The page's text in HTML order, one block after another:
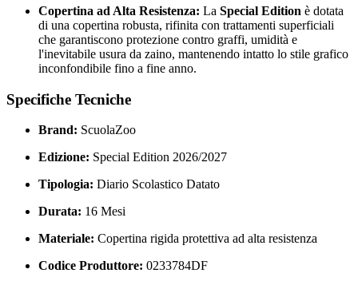
Copertina ad Alta Resistenza: La Special Edition è dotata
di una copertina robusta, rifinita con trattamenti superficiali
che garantiscono protezione contro graffi, umidità e
l'inevitabile usura da zaino, mantenendo intatto lo stile grafico
inconfondibile fino a fine anno.
Specifiche Tecniche
Brand: ScuolaZoo
Edizione: Special Edition 2026/2027
Tipologia: Diario Scolastico Datato
Durata: 16 Mesi
Materiale: Copertina rigida protettiva ad alta resistenza
Codice Produttore: 0233784DF